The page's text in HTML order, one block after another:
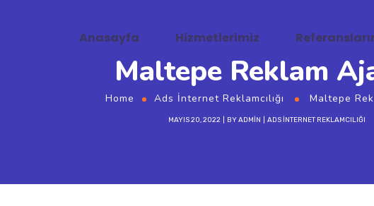
Anasayfa Hizmetlerimiz
Maltepe Reklam
Home Ads İnternet Reklamcılığı Maltepe
MAYIS 20, 2022 BYADMIN ADS İNTERNET REKLAMCILIĞI